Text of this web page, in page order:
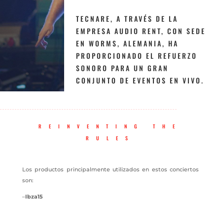
TECNARE, A TRAVÉS DE LA
EMPRESA AUDIO RENT, CON SEDE
EN WORMS, ALEMANIA, HA
PROPORCIONADO EL REFUERZO
SONORO PARA UN GRAN
CONJUNTO DE EVENTOS EN VIVO.
REINVENTING THE
RULES
Los productos principalmente utilizados en estos conciertos
son:
–Ibza15